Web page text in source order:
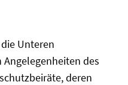
Unteren
des
deren